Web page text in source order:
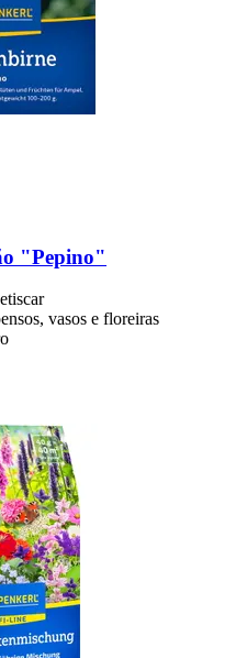
"Pepino"
vasos e floreiras